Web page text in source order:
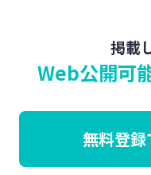
掲載
Web公開可
無料登